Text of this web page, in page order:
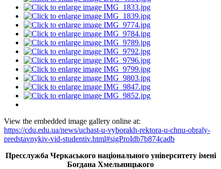
View the embedded image gallery online at:
https://cdu.edu.ua/news/uchast-u-vyborakh-rektora-u-chnu-obraly-
predstavnykiv-vid-studentiv.html#sigProIdb7b874cadb
Пресслужба Черкаського національного університету імені
Богдана Хмельницького